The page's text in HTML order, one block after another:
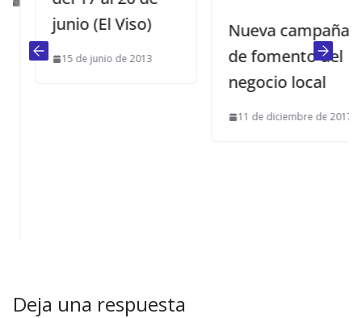
junio (El Viso)
15 de junio de 2013
Nueva campaña
de fomento del
negocio local
11 de diciembre de 2017
Deja una respuesta